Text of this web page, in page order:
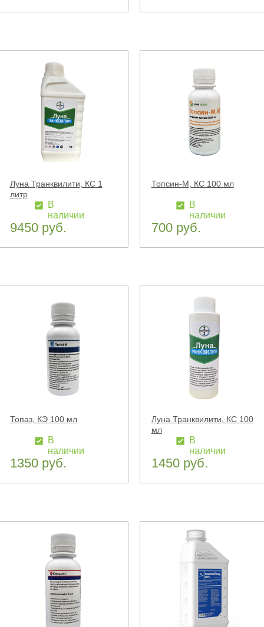
Луна Транквилити, КС 1
литр
В
наличии
9450 руб.
Топсин-М, КС 100 мл
В
наличии
700 руб.
Топаз, КЭ 100 мл
В
наличии
1350 руб.
Луна Транквилити, КС 100
мл
В
наличии
1450 руб.